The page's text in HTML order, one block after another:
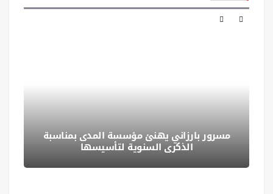
مسرور بارزاني يهنئ مؤسسة المدى بمناسبة
الذكرى السنوية لتأسيسها